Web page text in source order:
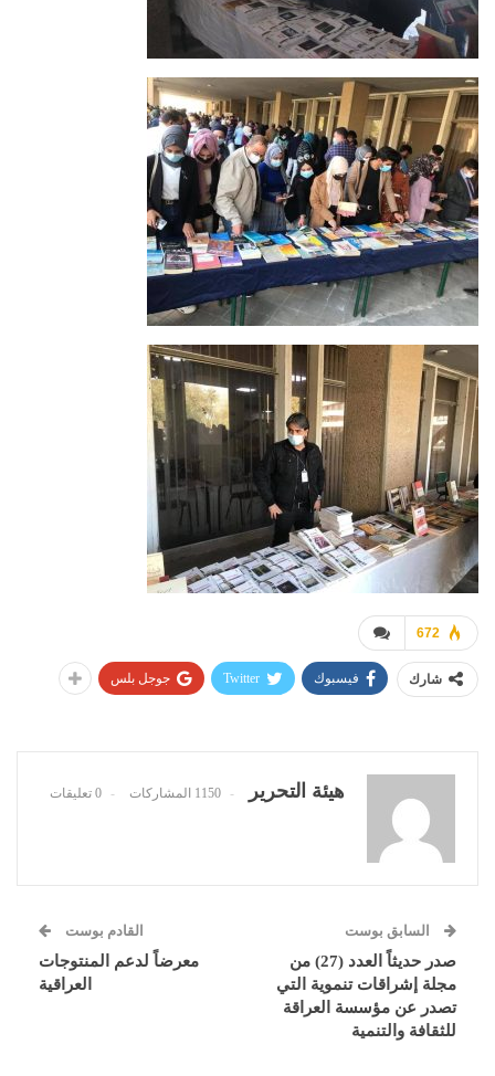
672
شارك فيسبوك Twitter جوجل بلس
هيئة التحرير 1150 المشاركات 0 تعليقات
السابق بوست
صدر حديثاً العدد (27) من
مجلة إشراقات تنموية التي
تصدر عن مؤسسة العراقة
للثقافة والتنمية
القادم بوست
معرضاً لدعم المنتوجات
العراقية